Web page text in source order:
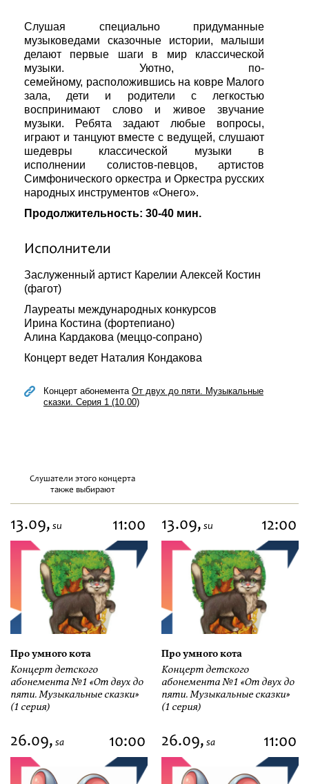
Слушая специально придуманные
музыковедами сказочные истории, малыши
делают первые шаги в мир классической
музыки. Уютно, по-
семейному, расположившись на ковре Малого
зала, дети и родители с легкостью
воспринимают слово и живое звучание
музыки. Ребята задают любые вопросы,
играют и танцуют вместе с ведущей, слушают
шедевры классической музыки в
исполнении солистов-певцов, артистов
Симфонического оркестра и Оркестра русских
народных инструментов «Онего».
Продолжительность: 30-40 мин.
Исполнители
Заслуженный артист Карелии Алексей Костин
(фагот)
Лауреаты международных конкурсов
Ирина Костина (фортепиано)
Алина Кардакова (меццо-сопрано)
Концерт ведет Наталия Кондакова
Концерт абонемента От двух до пяти. Музыкальные
сказки. Серия 1 (10.00)
Слушатели этого концерта
также выбирают
13.09, su 11:00
Про умного кота
Концерт детского
абонемента №1 «От двух до
пяти. Музыкальные сказки»
(1 серия)
13.09, su 12:00
Про умного кота
Концерт детского
абонемента №1 «От двух до
пяти. Музыкальные сказки»
(1 серия)
26.09, sa 10:00 26.09, sa 11:00